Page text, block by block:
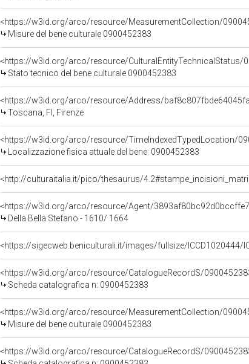
<https://w3id.org/arco/resource/MeasurementCollection/
Misure del bene culturale 0900452383
<https://w3id.org/arco/resource/CulturalEntityTechnicalStatus/
Stato tecnico del bene culturale 0900452383
<https://w3id.org/arco/resource/Address/
Toscana, FI, Firenze
<https://w3id.org/arco/resource/TimeIndexedTypedLocation/
Localizzazione fisica attuale del bene: 0900452383
<http://culturaitalia.it/pico/thesaurus/
<https://w3id.org/arco/resource/Agent/
Della Bella Stefano - 1610/ 1664
<https://sigecweb.beniculturali.it/images/fullsize/ICCD1020444/
<https://w3id.org/arco/resource/CatalogueRecordS/
Scheda catalografica n: 0900452383
<https://w3id.org/arco/resource/MeasurementCollection/
Misure del bene culturale 0900452383
<https://w3id.org/arco/resource/CatalogueRecordS/